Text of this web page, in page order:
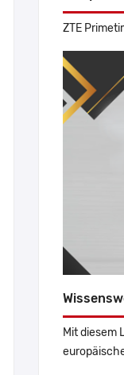
ZTE
Mit diesem